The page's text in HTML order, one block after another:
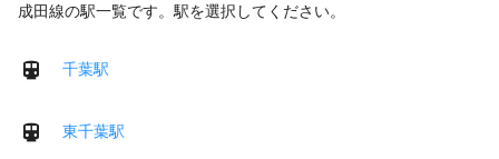
成田線の駅一覧です。駅を選択してください。
千葉駅
東千葉駅